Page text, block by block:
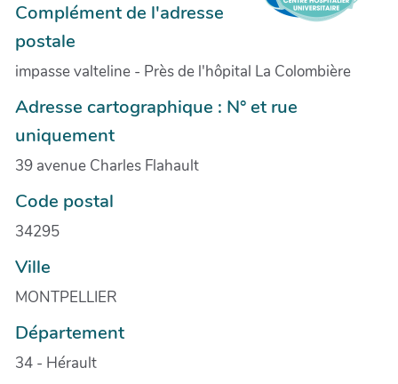
Complément de l'adresse
postale
impasse valteline - Près de l'hôpital La Colombière
Adresse cartographique : N° et rue
uniquement
39 avenue Charles Flahault
Code postal
34295
Ville
MONTPELLIER
Département
34 - Hérault